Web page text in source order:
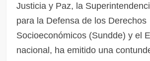
Justicia y Paz, la
para la Defensa de los Derechos
Socioeconómicos (Sundde) y el
nacional, ha emitido una